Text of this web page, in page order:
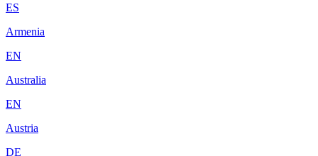
ES
Armenia
EN
Australia
EN
Austria
DE